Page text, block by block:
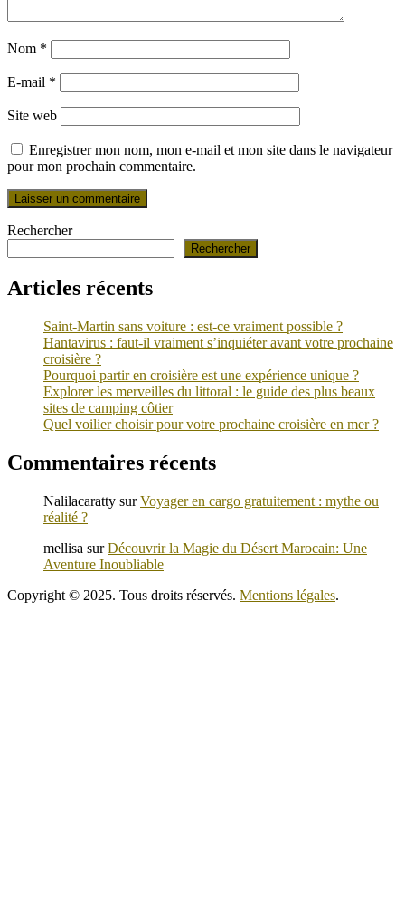
Nom *
E-mail *
Site web
Enregistrer mon nom, mon e-mail et mon site dans le navigateur
pour mon prochain commentaire.
Rechercher
Rechercher
Articles récents
Saint-Martin sans voiture : est-ce vraiment possible ?
Hantavirus : faut-il vraiment s’inquiéter avant votre prochaine
croisière ?
Pourquoi partir en croisière est une expérience unique ?
Explorer les merveilles du littoral : le guide des plus beaux
sites de camping côtier
Quel voilier choisir pour votre prochaine croisière en mer ?
Commentaires récents
Nalilacaratty surVoyager en cargo gratuitement : mythe ou
réalité ?
mellisa surDécouvrir la Magie du Désert Marocain: Une
Aventure Inoubliable
Copyright © 2025. Tous droits réservés. Mentions légales.